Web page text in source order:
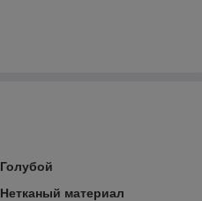
Голубой
Нетканый материал